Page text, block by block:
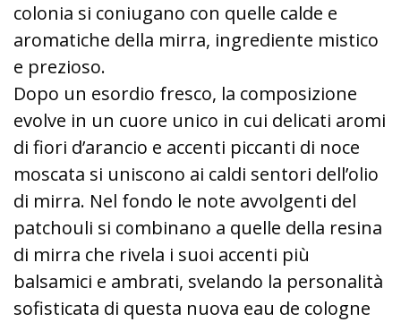
colonia si coniugano con quelle calde e
aromatiche della mirra, ingrediente mistico
e prezioso.
Dopo un esordio fresco, la composizione
evolve in un cuore unico in cui delicati aromi
di fiori d’arancio e accenti piccanti di noce
moscata si uniscono ai caldi sentori dell’olio
di mirra. Nel fondo le note avvolgenti del
patchouli si combinano a quelle della resina
di mirra che rivela i suoi accenti più
balsamici e ambrati, svelando la personalità
sofisticata di questa nuova eau de cologne